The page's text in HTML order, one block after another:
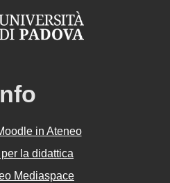
in Ateneo
la didattica
Mediaspace